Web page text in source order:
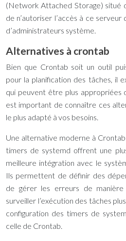
(Network Attached Storage) situé
de n’autoriser l’accès à ce
d’administrateurs système.
Alternatives à crontab
Bien que Crontab soit un outil
pour la planification des tâches, il
qui peuvent être plus appropriées
est important de connaître ces
le plus adapté à vos besoins.
Une alternative moderne à
timers de systemd offrent une
meilleure intégration avec le
Ils permettent de définir des
de gérer les erreurs de
surveiller l’exécution des tâches
configuration des timers de
celle de Crontab.